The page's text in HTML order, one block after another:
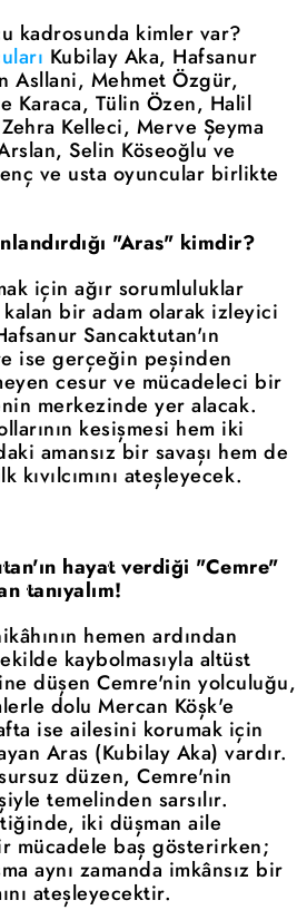
kadrosunda kimler var?
Kubilay Aka, Hafsanur
Asllani, Mehmet Özgür,
Karaca, Tülin Özen, Halil
Kelleci, Merve Şeyma
Selin Köseoğlu ve
ve usta oyuncular birlikte
"Aras" kimdir?
için ağır sorumluluklar
bir adam olarak izleyici
Sancaktutan'ın
ise gerçeğin peşinden
cesur ve mücadeleci bir
merkezinde yer alacak.
kesişmesi hem iki
amansız bir savaşı hem de
kıvılcımını ateşleyecek.
hayat verdiği "Cemre"
tanıyalım!
hemen ardından
kaybolmasıyla altüst
düşen Cemre'nin yolculuğu,
dolu Mercan Köşk'e
ise ailesini korumak için
Aras (Kubilay Aka) vardır.
düzen, Cemre'nin
temelinden sarsılır.
iki düşman aile
mücadele baş gösterirken;
aynı zamanda imkânsız bir
ateşleyecektir.